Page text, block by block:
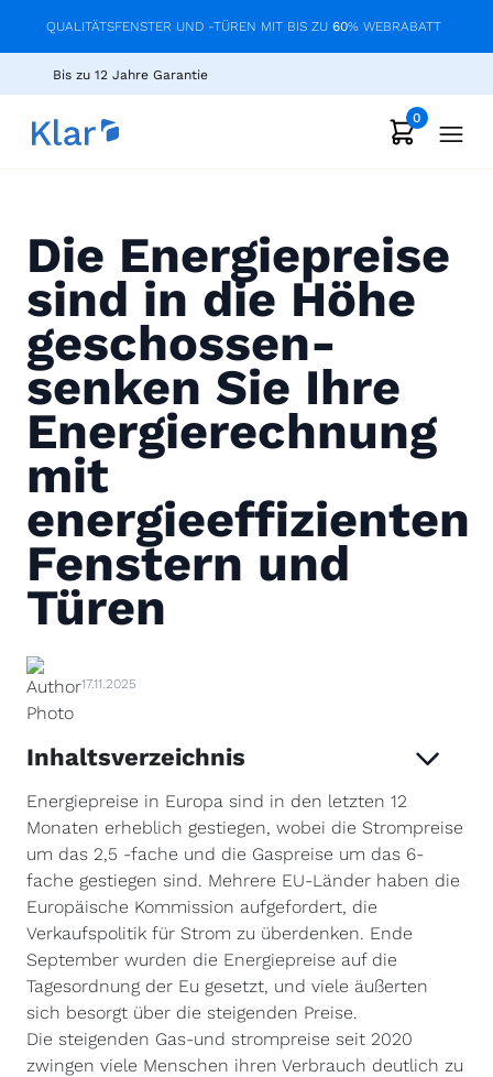
QUALITÄTSFENSTER UND -TÜREN MIT BIS ZU 60% WEBRABATT
Bis zu 12 Jahre Garantie
0
Die Energiepreise
sind in die Höhe
geschossen-
senken Sie Ihre
Energierechnung
mit
energieeffizienten
Fenstern und
Türen
17.11.2025
Inhaltsverzeichnis
Energiepreise in Europa sind in den letzten 12
Monaten erheblich gestiegen, wobei die Strompreise
um das 2,5 -fache und die Gaspreise um das 6-
fache gestiegen sind. Mehrere EU-Länder haben die
Europäische Kommission aufgefordert, die
Verkaufspolitik für Strom zu überdenken. Ende
September wurden die Energiepreise auf die
Tagesordnung der Eu gesetzt, und viele äußerten
sich besorgt über die steigenden Preise.
Die steigenden Gas-und strompreise seit 2020
zwingen viele Menschen ihren Verbrauch deutlich zu